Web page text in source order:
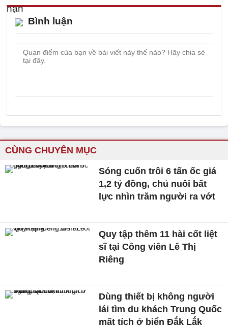
Bình luận
CÙNG CHUYÊN MỤC
Sóng cuốn trôi 6 tấn ốc giá
1,2 tỷ đồng, chủ nuôi bất
lực nhìn trăm người ra vớt
Quy tập thêm 11 hài cốt liệt
sĩ tại Công viên Lê Thị
Riêng
Dùng thiết bị không người
lái tìm du khách Trung Quốc
mất tích ở biển Đắk Lắk